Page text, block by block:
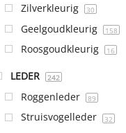
Zilverkleurig 30
Geelgoudkleurig 158
Roosgoudkleurig 16
LEDER 242
Roggenleder 89
Struisvogelleder 32